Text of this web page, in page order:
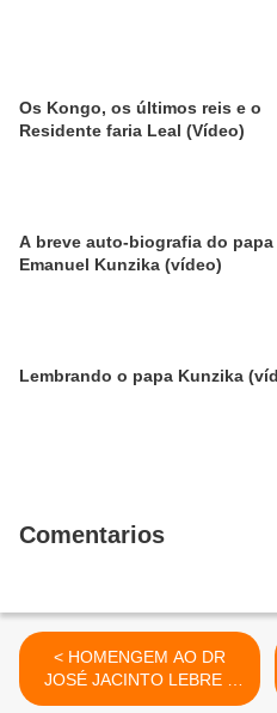
Os Kongo, os últimos reis e o
Residente faria Leal (Vídeo)
A breve auto-biografia do papa
Emanuel Kunzika (vídeo)
Lembrando o papa Kunzika
Comentarios
< HOMENGEM AO DR
JOSÉ JACINTO LEBRE –
CCAÇ 144.